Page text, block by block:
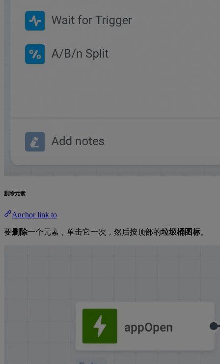
删除元素
Anchor link to
要删除一个元素，单击它一次，然后按顶部的垃圾桶图标。